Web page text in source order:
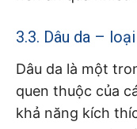
3.3. Dâu da –
Dâu da là một
quen thuộc của
khả năng kích